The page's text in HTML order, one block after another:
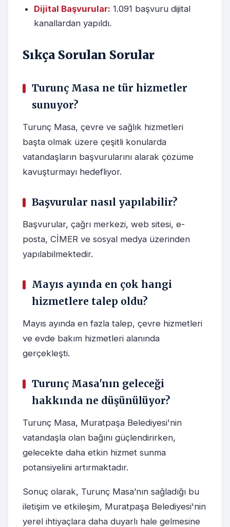
Dijital Başvurular: 1.091 başvuru dijital
kanallardan yapıldı.
Sıkça Sorulan Sorular
Turunç Masa ne tür hizmetler
sunuyor?
Turunç Masa, çevre ve sağlık hizmetleri
başta olmak üzere çeşitli konularda
vatandaşların başvurularını alarak çözüme
kavuşturmayı hedefliyor.
Başvurular nasıl yapılabilir?
Başvurular, çağrı merkezi, web sitesi, e-
posta, CİMER ve sosyal medya üzerinden
yapılabilmektedir.
Mayıs ayında en çok hangi
hizmetlere talep oldu?
Mayıs ayında en fazla talep, çevre hizmetleri
ve evde bakım hizmetleri alanında
gerçekleşti.
Turunç Masa'nın geleceği
hakkında ne düşünülüyor?
Turunç Masa, Muratpaşa Belediyesi'nin
vatandaşla olan bağını güçlendirirken,
gelecekte daha etkin hizmet sunma
potansiyelini artırmaktadır.
Sonuç olarak, Turunç Masa’nın sağladığı bu
iletişim ve etkileşim, Muratpaşa Belediyesi'nin
yerel ihtiyaçlara daha duyarlı hale gelmesine